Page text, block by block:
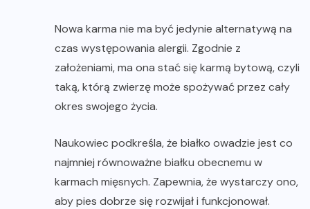
Nowa karma nie ma być jedynie alternatywą na
czas występowania alergii. Zgodnie z
założeniami, ma ona stać się karmą bytową, czyli
taką, którą zwierzę może spożywać przez cały
okres swojego życia.
Naukowiec podkreśla, że białko owadzie jest co
najmniej równoważne białku obecnemu w
karmach mięsnych. Zapewnia, że wystarczy ono,
aby pies dobrze się rozwijał i funkcjonował.